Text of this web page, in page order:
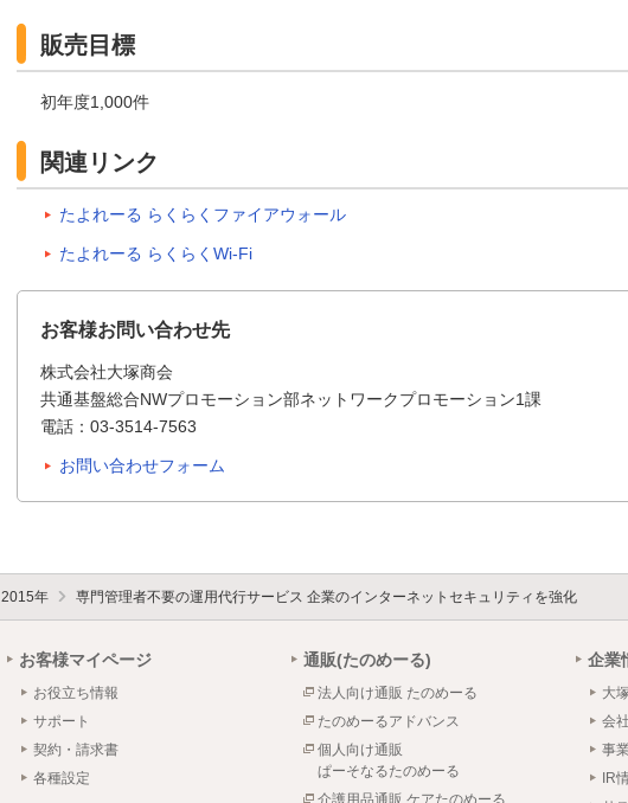
販売目標
初年度1,000件
関連リンク
たよれーる らくらくファイアウォール
たよれーる らくらくWi-Fi
お客様お問い合わせ先
株式会社大塚商会
共通基盤総合NWプロモーション部ネットワークプロモーション1課
電話：03-3514-7563
お問い合わせフォーム
2015年 専門管理者不要の運用代行サービス 企業のインターネットセキュリティを強化
お客様マイページ
お役立ち情報
サポート
契約・請求書
各種設定
通販(たのめーる)
法人向け通販 たのめーる
たのめーるアドバンス
個人向け通販
ぱーそなるたのめーる
介護用品通販 ケアたのめーる
企業
大
会
事
IR